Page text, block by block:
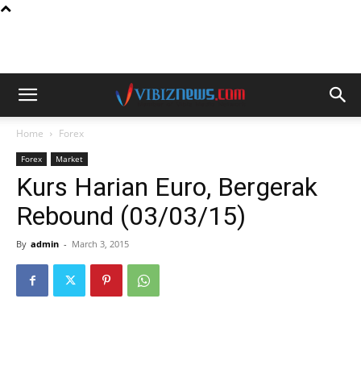
Home Forex
Forex Market
Kurs Harian Euro, Bergerak
Rebound (03/03/15)
By admin - March 3, 2015